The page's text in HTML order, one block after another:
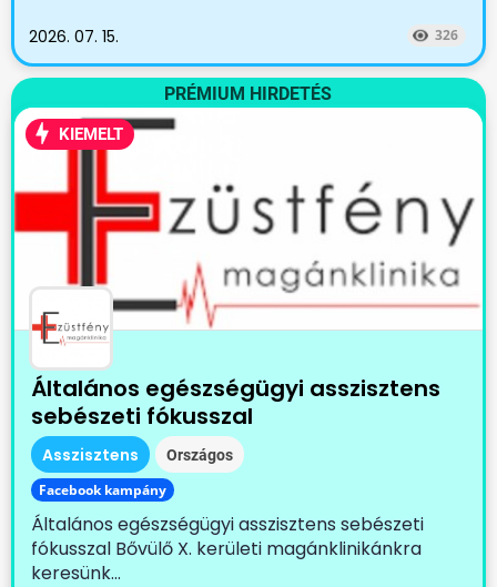
2026. 07. 15. 326
PRÉMIUM HIRDETÉS
KIEMELT
Általános egészségügyi asszisztens
sebészeti fókusszal
Asszisztens Országos
Facebook kampány
Általános egészségügyi asszisztens sebészeti
fókusszal Bővülő X. kerületi magánklinikánkra
keresünk...